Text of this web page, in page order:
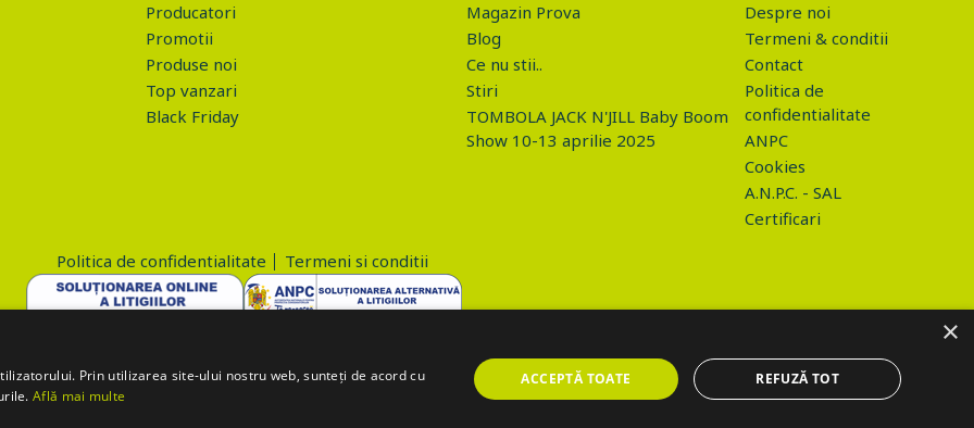
Producatori
Promotii
Produse noi
Top vanzari
Black Friday
Magazin Prova
Blog
Ce nu stii..
Stiri
TOMBOLA JACK N'JILL Baby Boom
Show 10-13 aprilie 2025
Despre noi
Termeni & conditii
Contact
Politica de
confidentialitate
ANPC
Cookies
A.N.P.C. - SAL
Certificari
Politica de confidentialitate
Termeni si conditii
×
Prin utilizarea site-ului nostru web, sunteți de acord cu
Află mai multe
ACCEPTĂ TOATE REFUZĂ TOT